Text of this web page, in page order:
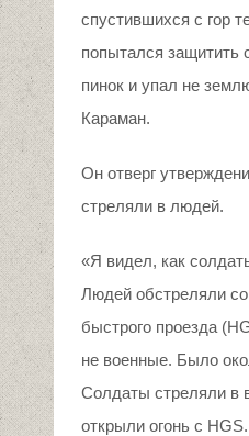
спустившихся с гор
попытался защитить
пинок и упал не
Караман.
Он отверг
стреляли в людей.
«Я видел, как
Людей обстреляли
быстрого проезда
не военные. Было
Солдаты стреляли в
открыли огонь с